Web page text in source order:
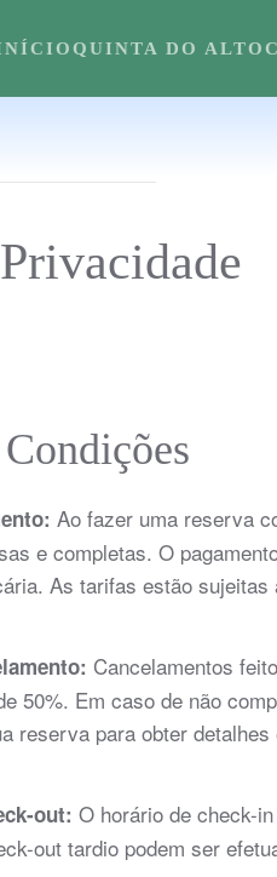
QUINTA DO ALTO
Ao fazer uma reserva
e completas. O
As tarifas estão
Cancelamentos
50%. Em caso de não
reserva para obter
out: O horário de check-
out tardio podem ser